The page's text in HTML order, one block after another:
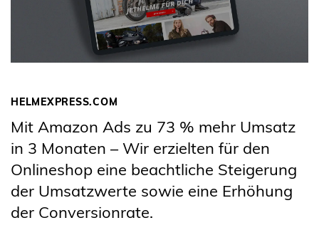
HELMEXPRESS.COM
Mit Amazon Ads zu 73 % mehr Umsatz
in 3 Monaten – Wir erzielten für den
Onlineshop eine beachtliche Steigerung
der Umsatzwerte sowie eine Erhöhung
der Conversionrate.